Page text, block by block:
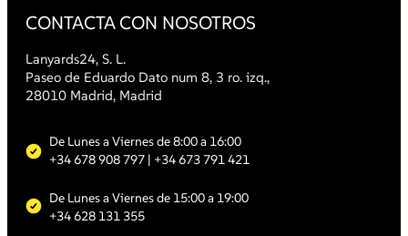
CONTACTA CON NOSOTROS
Lanyards24, S. L.
Paseo de Eduardo Dato num 8, 3 ro. izq.,
28010 Madrid, Madrid
De Lunes a Viernes de 8:00 a 16:00
+34 678 908 797 | +34 673 791 421
De Lunes a Viernes de 15:00 a 19:00
+34 628 131 355